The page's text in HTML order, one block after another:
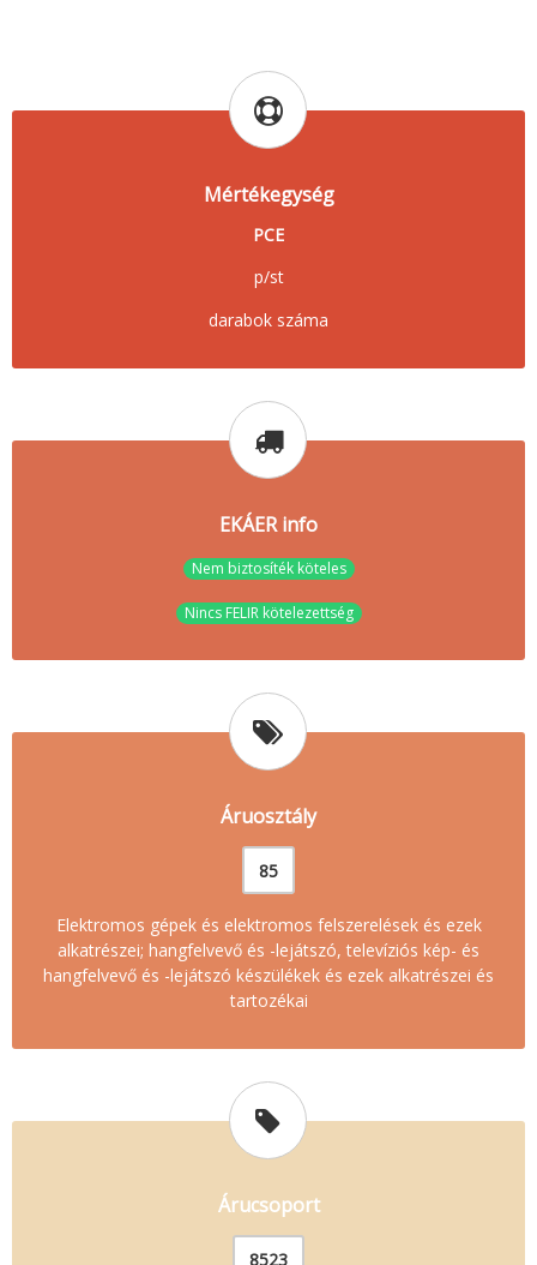
Mértékegység
PCE
p/st
darabok száma
EKÁER info
Nem biztosíték köteles
Nincs FELIR kötelezettség
Áruosztály
85
Elektromos gépek és elektromos felszerelések és ezek
alkatrészei; hangfelvevő és -lejátszó, televíziós kép- és
hangfelvevő és -lejátszó készülékek és ezek alkatrészei és
tartozékai
Árucsoport
8523